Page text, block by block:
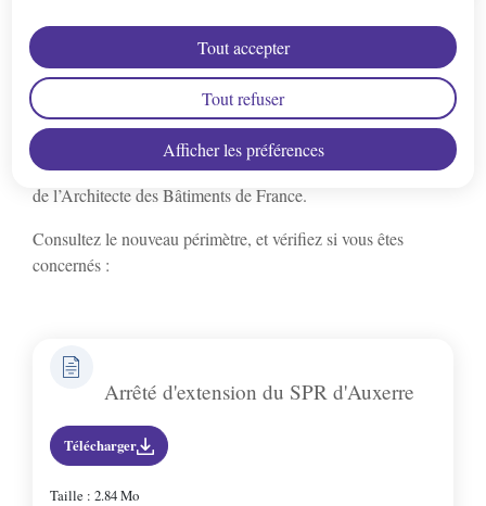
Afficher les préférences
Tout accepter
Tout refuser
Bleigny-le-Carreau
Champs/Yonne
Chitry-le-Fort
Coulanges-la-Vineuse
Escamps
Actualité
Depuis le 12/01/2026, le périmètre bénéficie d'une extension
validée et arrêtée. Désormais, le périmètre étendu s’inscrit
dans le cadre défini par le Code du patrimoine, précisant que
tout projet de travaux, modifications ou interventions sur les
immeubles situés dans ce secteur est soumis à l’avis conforme
de l’Architecte des Bâtiments de France.
Consultez le nouveau périmètre, et vérifiez si vous êtes
concernés :
Arrêté d'extension du SPR d'Auxerre
Télécharger
Taille : 2.84 Mo